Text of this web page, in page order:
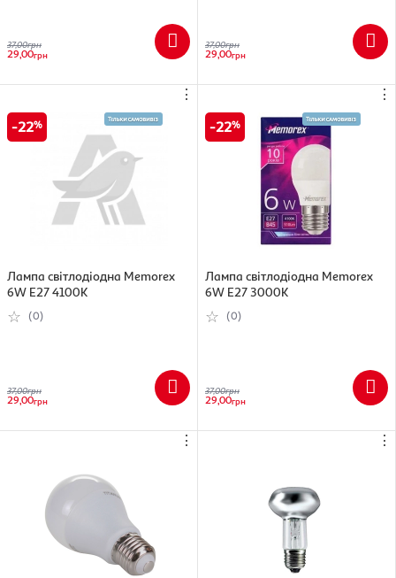
37,00грн
29,00грн
37,00грн
29,00грн
⋮
22
Лампа світлодіодна Memorex
6W E27 4100K
(0)
37,00грн
29,00грн
⋮
22
Лампа світлодіодна Memorex
6W E27 3000K
(0)
37,00грн
29,00грн
⋮ ⋮